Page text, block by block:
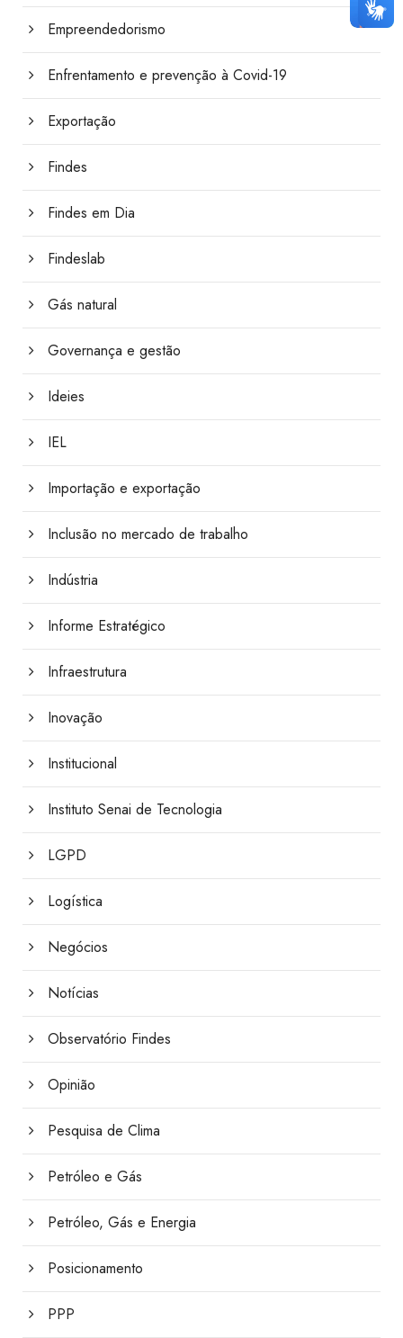
Empreendedorismo
Enfrentamento e prevenção à Covid-19
Exportação
Findes
Findes em Dia
Findeslab
Gás natural
Governança e gestão
Ideies
IEL
Importação e exportação
Inclusão no mercado de trabalho
Indústria
Informe Estratégico
Infraestrutura
Inovação
Institucional
Instituto Senai de Tecnologia
LGPD
Logística
Negócios
Notícias
Observatório Findes
Opinião
Pesquisa de Clima
Petróleo e Gás
Petróleo, Gás e Energia
Posicionamento
PPP